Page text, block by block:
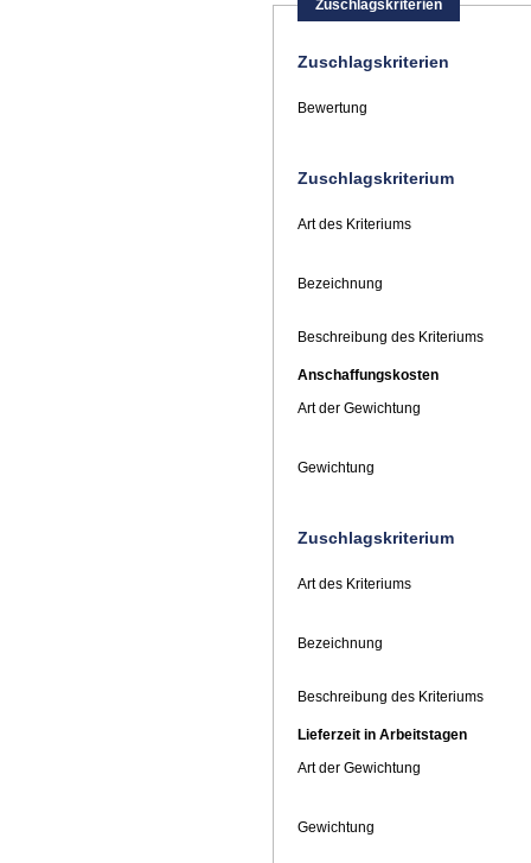
Zuschlagskriterien
Zuschlagskriterien
Bewertung
Zuschlagskriterium
Art des Kriteriums
Bezeichnung
Beschreibung des Kriteriums
Anschaffungskosten
Art der Gewichtung
Gewichtung
Zuschlagskriterium
Art des Kriteriums
Bezeichnung
Beschreibung des Kriteriums
Lieferzeit in Arbeitstagen
Art der Gewichtung
Gewichtung